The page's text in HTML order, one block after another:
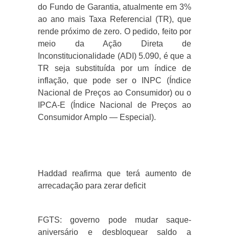
do Fundo de Garantia, atualmente em 3%
ao ano mais Taxa Referencial (TR), que
rende próximo de zero. O pedido, feito por
meio da Ação Direta de
Inconstitucionalidade (ADI) 5.090, é que a
TR seja substituída por um índice de
inflação, que pode ser o INPC (Índice
Nacional de Preços ao Consumidor) ou o
IPCA-E (Índice Nacional de Preços ao
Consumidor Amplo — Especial).
Haddad reafirma que terá aumento de
arrecadação para zerar deficit
FGTS: governo pode mudar saque-
aniversário e desbloquear saldo a